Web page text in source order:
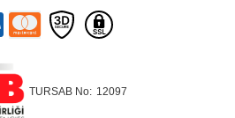
TURSAB No: 12097